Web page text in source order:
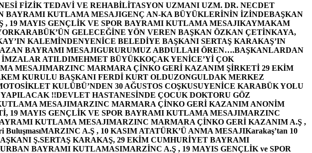
FİZİK TEDAVİ VE REHABİLİTASYON UZMANI UZM. DR. NECDET
BAYRAMI KUTLAMA MESAJIGENÇ AN-KA BÜYÜKLERİNİN İZİNDEBAŞKAN
19 MAYIS GENÇLİK VE SPOR BAYRAMI KUTLAMA MESAJIKAYMAKAM
KARABÜK’ÜN GELECEĞİNE YÖN VEREN BAŞKAN ÖZKAN ÇETİNKAYA,
KALEMİNDENYENİCE BELEDİYE BAŞKANI SERTAŞ KARAKAŞ’IN
BAYRAMI MESAJIGURURUMUZ ABDULLAH ÖREN….BAŞKANLARDAN
İMZALAR ATILDIMEHMET BÜYÜKKOÇAK YENİCE’Yİ ÇOK
MESAJIMARZINC MARMARA ÇİNKO GERİ KAZANIM ŞİRKETİ 29 EKİM
KURULU BAŞKANI FERDİ KURT OLDUZONGULDAK MERKEZ
KULÜBÜ’NDEN 30 AĞUSTOS COŞKUSUYENİCE KARABÜK YOLU
!!DEVLET HASTANESİNDE ÇOCUK DOKTORU GÖZ
MESAJIMARZINC MARMARA ÇİNKO GERİ KAZANIM ANONİM
19 MAYIS GENÇLİK VE SPOR BAYRAMI KUTLAMA MESAJIMARZINC
KUTLAMA MESAJIMARZINC MARMARA ÇİNKO GERİ KAZANIM A.Ş ,
MARZINC A.Ş , 10 KASIM ATATÜRK’Ü ANMA MESAJIKarakaş’tan 10
Ş.SERTAŞ KARAKAŞ, 29 EKİM CUMHURİYET BAYRAMI
BAYRAMI KUTLAMASIMARZİNC A.Ş , 19 MAYIS GENÇLİK ve SPOR